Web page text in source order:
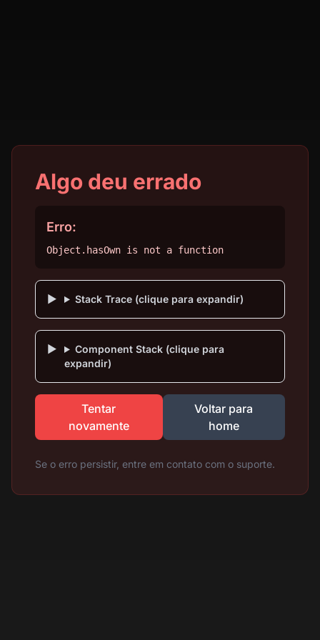
Algo deu errado
Erro:
Object.hasOwn is not a function
Stack Trace (clique para expandir)
Component Stack (clique para
expandir)
Tentar
novamente
Voltar para
home
Se o erro persistir, entre em contato com o suporte.